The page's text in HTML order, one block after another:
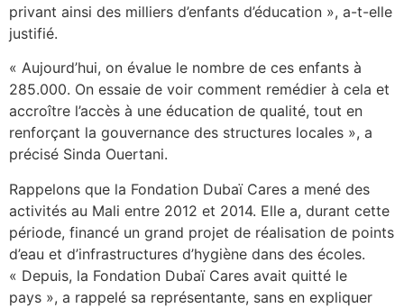
privant ainsi des milliers d’enfants d’éducation », a-t-elle
justifié.
« Aujourd’hui, on évalue le nombre de ces enfants à
285.000. On essaie de voir comment remédier à cela et
accroître l’accès à une éducation de qualité, tout en
renforçant la gouvernance des structures locales », a
précisé Sinda Ouertani.
Rappelons que la Fondation Dubaï Cares a mené des
activités au Mali entre 2012 et 2014. Elle a, durant cette
période, financé un grand projet de réalisation de points
d’eau et d’infrastructures d’hygiène dans des écoles.
« Depuis, la Fondation Dubaï Cares avait quitté le
pays », a rappelé sa représentante, sans en expliquer